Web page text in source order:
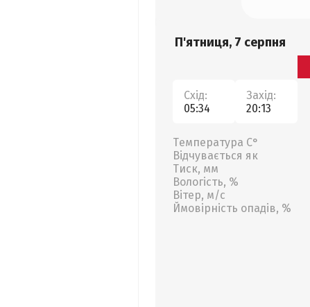
П'ятниця, 7 серпня
Схід:
05:34
Захід:
20:13
Температура С°
Відчувається як
Тиск, мм
Вологість, %
Вітер, м/с
Ймовірність опадів, %